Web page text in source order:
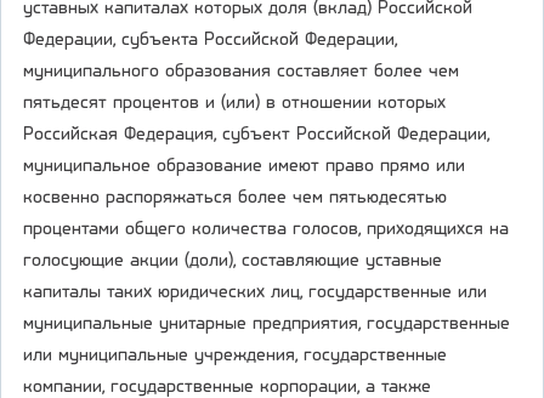
уставных капиталах которых доля (вклад) Российской
Федерации, субъекта Российской Федерации,
муниципального образования составляет более чем
пятьдесят процентов и (или) в отношении которых
Российская Федерация, субъект Российской Федерации,
муниципальное образование имеют право прямо или
косвенно распоряжаться более чем пятьюдесятью
процентами общего количества голосов, приходящихся на
голосующие акции (доли), составляющие уставные
капиталы таких юридических лиц, государственные или
муниципальные унитарные предприятия, государственные
или муниципальные учреждения, государственные
компании, государственные корпорации, а также